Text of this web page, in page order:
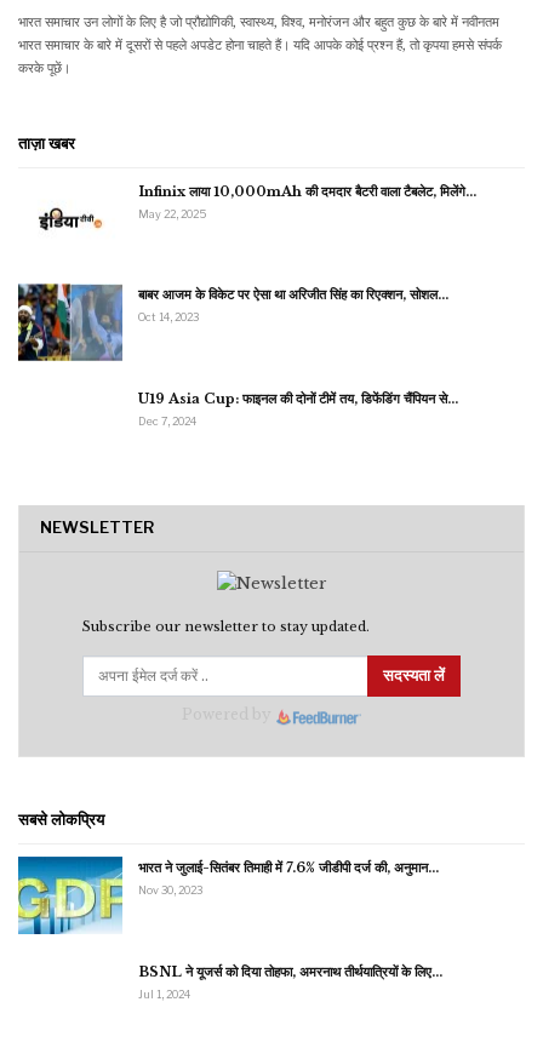
भारत समाचार उन लोगों के लिए है जो प्रौद्योगिकी, स्वास्थ्य, विश्व, मनोरंजन और बहुत कुछ के बारे में नवीनतम
भारत समाचार के बारे में दूसरों से पहले अपडेट होना चाहते हैं। यदि आपके कोई प्रश्न हैं, तो कृपया हमसे संपर्क
करके पूछें।
ताज़ा खबर
Infinix लाया 10,000mAh की दमदार बैटरी वाला टैबलेट, मिलेंगे…
May 22, 2025
बाबर आजम के विकेट पर ऐसा था अरिजीत सिंह का रिएक्शन, सोशल…
Oct 14, 2023
U19 Asia Cup: फाइनल की दोनों टीमें तय, डिफेंडिंग चैंपियन से…
Dec 7, 2024
NEWSLETTER
Subscribe our newsletter to stay updated.
सदस्यता लें
सबसे लोकप्रिय
भारत ने जुलाई-सितंबर तिमाही में 7.6% जीडीपी दर्ज की, अनुमान…
Nov 30, 2023
BSNL ने यूजर्स को दिया तोहफा, अमरनाथ तीर्थयात्रियों के लिए…
Jul 1, 2024